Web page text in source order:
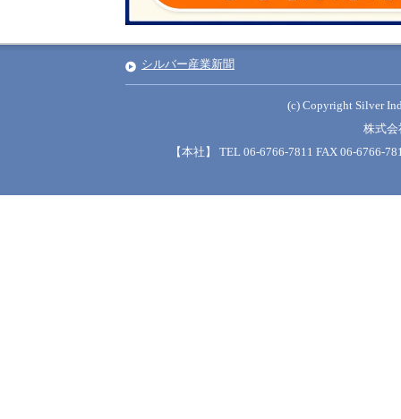
シルバー産業新聞
(c) Copyright Silver
株式会
【本社】 TEL 06-6766-7811 FAX 06-6766-